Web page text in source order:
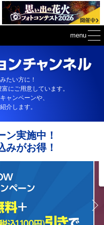
たい方に！
にご用意しています。
ャンペーンや、
介します。
menu
ン実施中！
みがお得！